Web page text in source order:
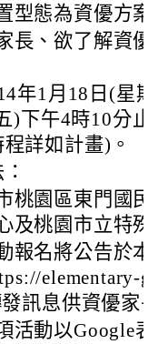
型態為資優方
長、欲了解資
年1月18日(星
)下午4時10分
詳如計畫)。
桃園區東門國
及桃園市立特
報名將公告於
elementary-
訊息供資優家
活動以Google